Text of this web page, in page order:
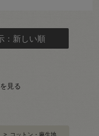
：新しい順
見る
> コットン・麻生地